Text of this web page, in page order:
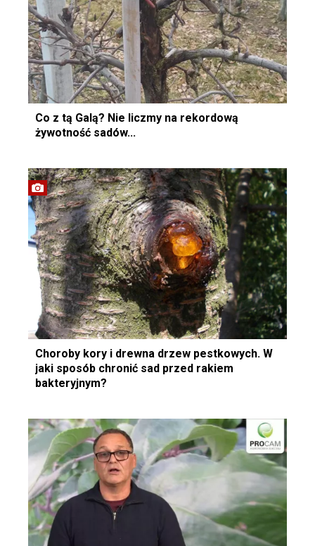
Co z tą Galą? Nie liczmy na rekordową
żywotność sadów...
Choroby kory i drewna drzew pestkowych. W
jaki sposób chronić sad przed rakiem
bakteryjnym?